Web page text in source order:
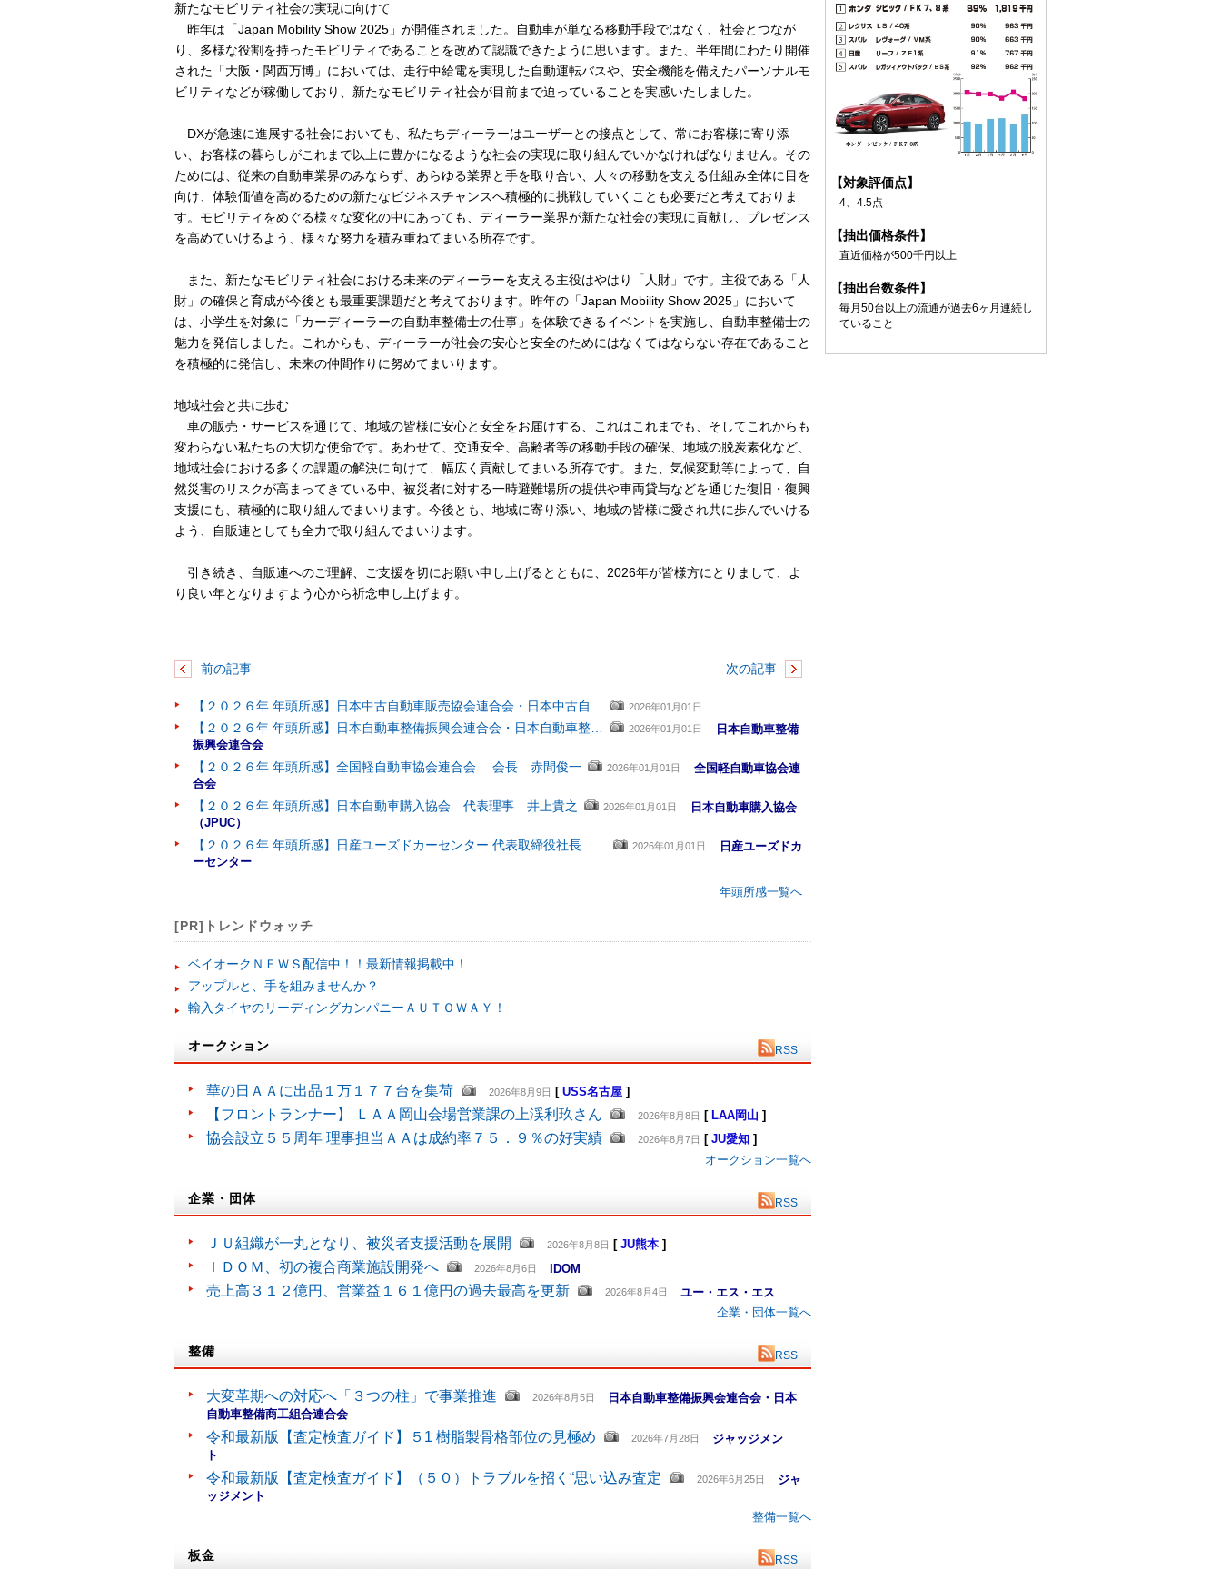
新たなモビリティ社会の実現に向けて
昨年は「Japan Mobility Show 2025」が開催されました。自動車が単なる移動手段ではなく、社会とつなが
り、多様な役割を持ったモビリティであることを改めて認識できたように思います。また、半年間にわたり開催
された「大阪・関西万博」においては、走行中給電を実現した自動運転バスや、安全機能を備えたパーソナルモ
ビリティなどが稼働しており、新たなモビリティ社会が目前まで迫っていることを実感いたしました。
DXが急速に進展する社会においても、私たちディーラーはユーザーとの接点として、常にお客様に寄り添
い、お客様の暮らしがこれまで以上に豊かになるような社会の実現に取り組んでいかなければなりません。その
ためには、従来の自動車業界のみならず、あらゆる業界と手を取り合い、人々の移動を支える仕組み全体に目を
向け、体験価値を高めるための新たなビジネスチャンスへ積極的に挑戦していくことも必要だと考えておりま
す。モビリティをめぐる様々な変化の中にあっても、ディーラー業界が新たな社会の実現に貢献し、プレゼンス
を高めていけるよう、様々な努力を積み重ねてまいる所存です。
また、新たなモビリティ社会における未来のディーラーを支える主役はやはり「人財」です。主役である「人
財」の確保と育成が今後とも最重要課題だと考えております。昨年の「Japan Mobility Show 2025」において
は、小学生を対象に「カーディーラーの自動車整備士の仕事」を体験できるイベントを実施し、自動車整備士の
魅力を発信しました。これからも、ディーラーが社会の安心と安全のためにはなくてはならない存在であること
を積極的に発信し、未来の仲間作りに努めてまいります。
地域社会と共に歩む
車の販売・サービスを通じて、地域の皆様に安心と安全をお届けする、これはこれまでも、そしてこれからも
変わらない私たちの大切な使命です。あわせて、交通安全、高齢者等の移動手段の確保、地域の脱炭素化など、
地域社会における多くの課題の解決に向けて、幅広く貢献してまいる所存です。また、気候変動等によって、自
然災害のリスクが高まってきている中、被災者に対する一時避難場所の提供や車両貸与などを通じた復旧・復興
支援にも、積極的に取り組んでまいります。今後とも、地域に寄り添い、地域の皆様に愛され共に歩んでいける
よう、自販連としても全力で取り組んでまいります。
引き続き、自販連へのご理解、ご支援を切にお願い申し上げるとともに、2026年が皆様方にとりまして、よ
り良い年となりますよう心から祈念申し上げます。
前の記事 次の記事
【２０２６年 年頭所感】日本中古自動車販売協会連合会・日本中古自… 2026年01月01日
【２０２６年 年頭所感】日本自動車整備振興会連合会・日本自動車整… 2026年01月01日 日本自動車整備
振興会連合会
【２０２６年 年頭所感】全国軽自動車協会連合会 会長 赤間俊一 2026年01月01日 全国軽自動車協会連
合会
【２０２６年 年頭所感】日本自動車購入協会 代表理事 井上貴之 2026年01月01日 日本自動車購入協会
（JPUC）
【２０２６年 年頭所感】日産ユーズドカーセンター 代表取締役社長 … 2026年01月01日 日産ユーズドカ
ーセンター
年頭所感一覧へ
[PR]トレンドウォッチ
ベイオークＮＥＷＳ配信中！！最新情報掲載中！
アップルと、手を組みませんか？
輸入タイヤのリーディングカンパニーＡＵＴＯＷＡＹ！
オークション RSS
華の日ＡＡに出品１万１７７台を集荷 2026年8月9日 [ USS名古屋 ]
【フロントランナー】 ＬＡＡ岡山会場営業課の上渓利玖さん 2026年8月8日 [ LAA岡山 ]
協会設立５５周年 理事担当ＡＡは成約率７５．９％の好実績 2026年8月7日 [ JU愛知 ]
オークション一覧へ
企業・団体 RSS
ＪＵ組織が一丸となり、被災者支援活動を展開 2026年8月8日 [ JU熊本 ]
ＩＤＯＭ、初の複合商業施設開発へ 2026年8月6日 IDOM
売上高３１２億円、営業益１６１億円の過去最高を更新 2026年8月4日
ユー・エス・エス
企業・団体一覧へ
整備 RSS
大変革期への対応へ「３つの柱」で事業推進 2026年8月5日 日本自動車整備振興会連合会・日本
自動車整備商工組合連合会
令和最新版【査定検査ガイド】５1 樹脂製骨格部位の見極め
2026年7月28日 ジャッジメン
ト
令和最新版【査定検査ガイド】（５０）トラブルを招く“思い込み査定
2026年6月25日 ジャ
ッジメント
整備一覧へ
板金 RSS
【対象評価点】
4、4.5点
【抽出価格条件】
直近価格が500千円以上
【抽出台数条件】
毎月50台以上の流通が過去6ヶ月連続し
ていること